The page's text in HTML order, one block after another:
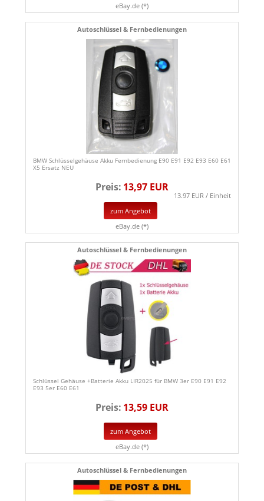
eBay.de (*)
Autoschlüssel & Fernbedienungen
BMW Schlüsselgehäuse Akku Fernbedienung E90 E91 E92 E93 E60 E61
X5 Ersatz NEU
Preis: 13,97 EUR
13.97 EUR / Einheit
zum Angebot
eBay.de (*)
Autoschlüssel & Fernbedienungen
Schlüssel Gehäuse +Batterie Akku LIR2025 für BMW 3er E90 E91 E92
E93 5er E60 E61
Preis: 13,59 EUR
zum Angebot
eBay.de (*)
Autoschlüssel & Fernbedienungen